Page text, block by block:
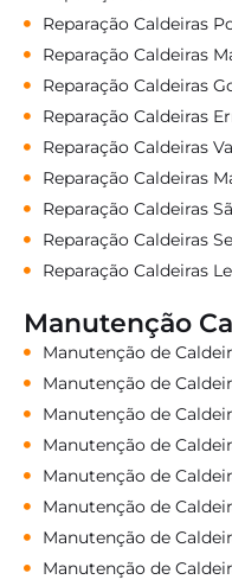
Reparação Caldeiras
Reparação Caldeiras
Reparação Caldeiras
Reparação Caldeiras
Reparação Caldeiras
Reparação Caldeiras
Reparação Caldeiras
Reparação Caldeiras
Reparação Caldeiras
Manutenção
Manutenção de
Manutenção de
Manutenção de
Manutenção de
Manutenção de
Manutenção de
Manutenção de
Manutenção de